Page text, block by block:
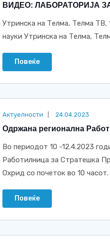
ВИДЕО: ЛАБОРАТОРИЈА
Утринска на Телма, Телма
науки Утринска на Телма,
Повеќе
Актуелности 24.04.2023
Oдржана регионална
Во периодот 10 -12.4.2023
Работилница за Стратешка
Охрид со почеток во 10 часот.
Повеќе